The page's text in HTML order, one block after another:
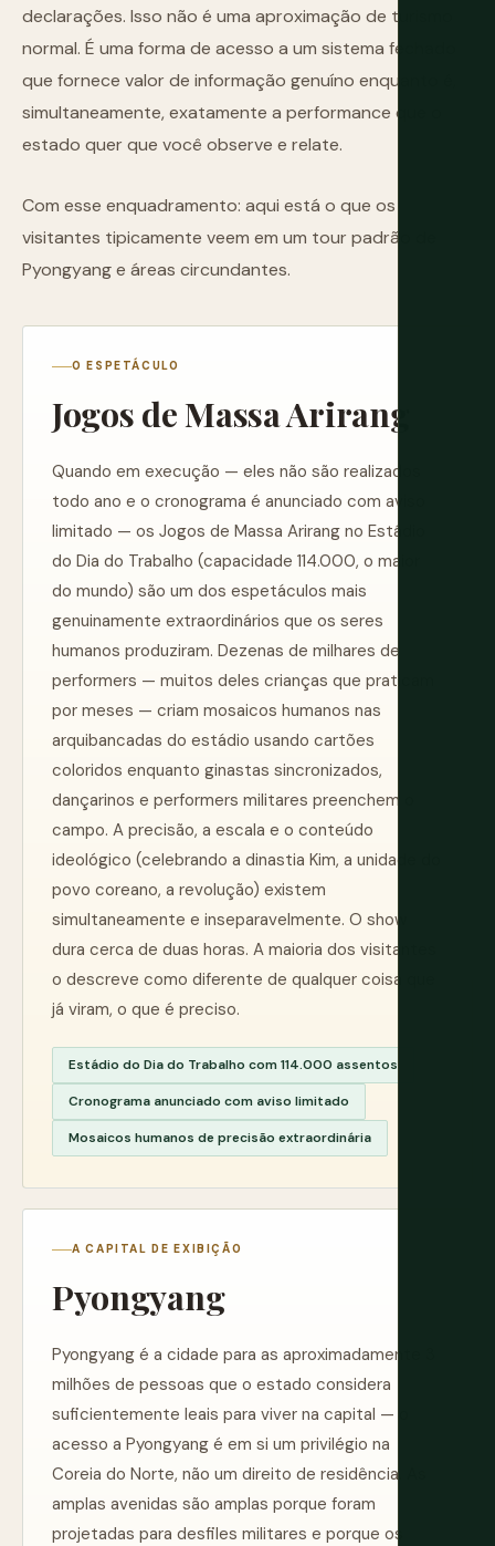
declarações. Isso não é uma aproximação de turismo
normal. É uma forma de acesso a um sistema fechado
que fornece valor de informação genuíno enquanto é,
simultaneamente, exatamente a performance que o
estado quer que você observe e relate.
Com esse enquadramento: aqui está o que os
visitantes tipicamente veem em um tour padrão de
Pyongyang e áreas circundantes.
O ESPETÁCULO
Jogos de Massa Arirang
Quando em execução — eles não são realizados
todo ano e o cronograma é anunciado com aviso
limitado — os Jogos de Massa Arirang no Estádio
do Dia do Trabalho (capacidade 114.000, o maior
do mundo) são um dos espetáculos mais
genuinamente extraordinários que os seres
humanos produziram. Dezenas de milhares de
performers — muitos deles crianças que praticam
por meses — criam mosaicos humanos nas
arquibancadas do estádio usando cartões
coloridos enquanto ginastas sincronizados,
dançarinos e performers militares preenchem o
campo. A precisão, a escala e o conteúdo
ideológico (celebrando a dinastia Kim, a unidade do
povo coreano, a revolução) existem
simultaneamente e inseparavelmente. O show
dura cerca de duas horas. A maioria dos visitantes
o descreve como diferente de qualquer coisa que
já viram, o que é preciso.
Estádio do Dia do Trabalho com 114.000 assentos
Cronograma anunciado com aviso limitado
Mosaicos humanos de precisão extraordinária
A CAPITAL DE EXIBIÇÃO
Pyongyang
Pyongyang é a cidade para as aproximadamente 3
milhões de pessoas que o estado considera
suficientemente leais para viver na capital — o
acesso a Pyongyang é em si um privilégio na
Coreia do Norte, não um direito de residência. As
amplas avenidas são amplas porque foram
projetadas para desfiles militares e porque os